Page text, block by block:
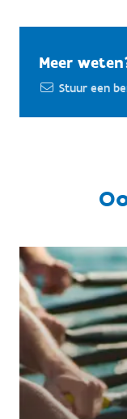
Meer
Stuur een